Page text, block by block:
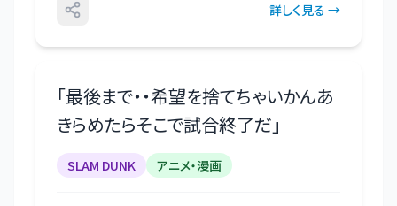
詳しく見る →
「最後まで・・希望を捨てちゃいかんあ
きらめたらそこで試合終了だ 」
SLAM DUNK アニメ・漫画